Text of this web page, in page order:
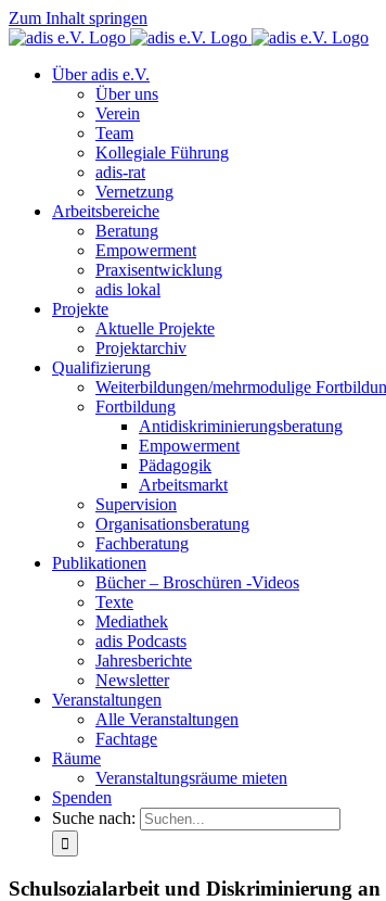
Zum Inhalt springen
Über adis e.V.
Über uns
Verein
Team
Kollegiale Führung
adis-rat
Vernetzung
Arbeitsbereiche
Beratung
Empowerment
Praxisentwicklung
adis lokal
Projekte
Aktuelle Projekte
Projektarchiv
Qualifizierung
Weiterbildungen/mehrmodulige
Fortbildung
Antidiskriminierungsberatung
Empowerment
Pädagogik
Arbeitsmarkt
Supervision
Organisationsberatung
Fachberatung
Publikationen
Bücher – Broschüren -Videos
Texte
Mediathek
adis Podcasts
Jahresberichte
Newsletter
Veranstaltungen
Alle Veranstaltungen
Fachtage
Räume
Veranstaltungsräume mieten
Spenden
Suche nach:
Schulsozialarbeit und Diskriminierung